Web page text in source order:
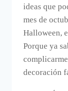
ideas que
mes de
Halloween,
Porque ya
decoración